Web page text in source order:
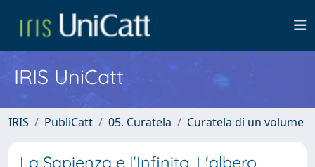
IRIS UniCatt
IRIS PubliCatt 05. Curatela Curatela di un volume
La Sapienza e l'Infinito. L'albero